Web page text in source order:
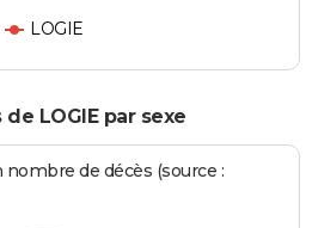
LOGIE
LOGIE par sexe
de décès (source :